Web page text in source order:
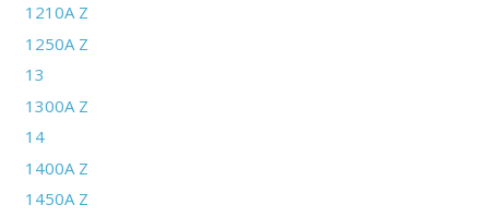
1210A Z
1250A Z
13
1300A Z
14
1400A Z
1450A Z